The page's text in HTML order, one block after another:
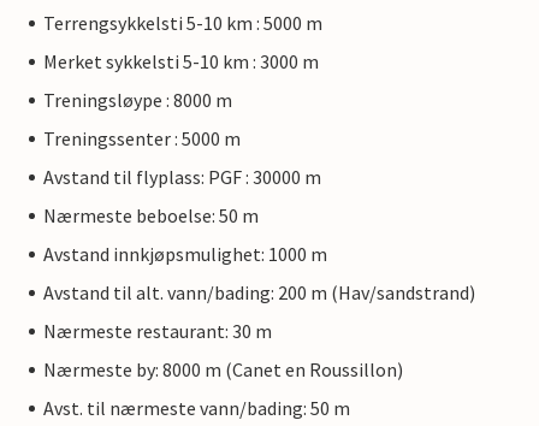
Terrengsykkelsti 5-10 km : 5000 m
Merket sykkelsti 5-10 km : 3000 m
Treningsløype : 8000 m
Treningssenter : 5000 m
Avstand til flyplass: PGF : 30000 m
Nærmeste beboelse: 50 m
Avstand innkjøpsmulighet: 1000 m
Avstand til alt. vann/bading: 200 m (Hav/sandstrand)
Nærmeste restaurant: 30 m
Nærmeste by: 8000 m (Canet en Roussillon)
Avst. til nærmeste vann/bading: 50 m